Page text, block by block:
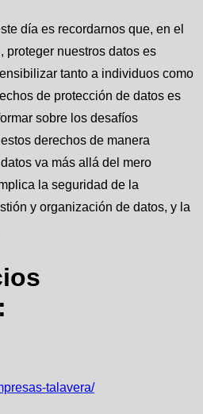
día es recordarnos que, en el
proteger nuestros datos es
tanto a individuos como
de protección de datos es
sobre los desafíos
derechos de manera
va más allá del mero
la seguridad de la
y organización de datos, y la
talavera/